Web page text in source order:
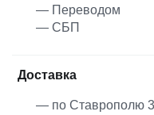
— Переводом
— СБП
Доставка
— по Ставрополю